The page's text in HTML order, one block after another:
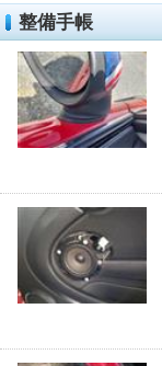
整備手帳